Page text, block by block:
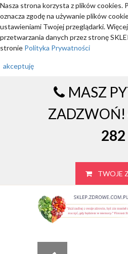
Nasza strona korzysta z plików cookies.
oznacza zgodę na używanie plików
ustawieniami Twojej przeglądarki.
przetwarzania danych przez stronę
stronie Polityka Prywatności
akceptuję
MASZ
ZADZWOŃ!
282
TWOJE